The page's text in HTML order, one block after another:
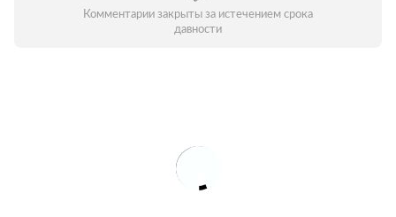
Комментарии закрыты за истечением срока
давности